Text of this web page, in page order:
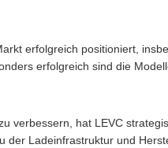
erfolgreich positioniert,
erfolgreich sind die
verbessern, hat LEVC
der Ladeinfrastruktur und